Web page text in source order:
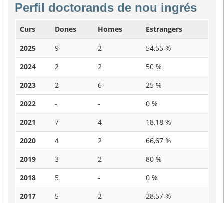
Perfil doctorands de nou ingrés
Curs Dones Homes
Estrangers
2025
9 2
54,55 %
2024
2 2
50 %
2023
2 6
25 %
2022
- -
0 %
2021
7 4
18,18 %
2020
4 2
66,67 %
2019
3 2
80 %
2018
5 -
0 %
2017
5 2
28,57 %